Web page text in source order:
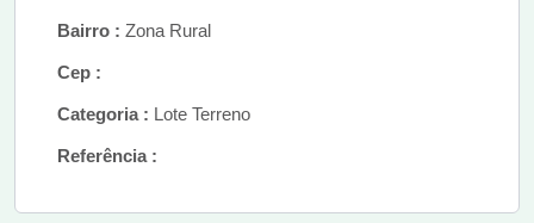
Bairro : Zona Rural
Cep :
Categoria : Lote Terreno
Referência :